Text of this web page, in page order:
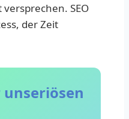
SEO
der Zeit